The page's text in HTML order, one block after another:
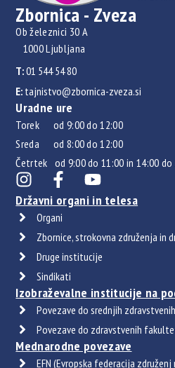
Zbornica - Zveza
Ob železnici 30 A
1000 Ljubljana
T:01 544 54 80
E: tajnistvo@zbornica-zveza.si
Uradne ure
Torek od 9:00 do 12:00
Sreda od 8:00 do 12:00
Četrtek od 9:00 do 11:00 in 14:00 do
Državni organi in telesa
Organi
Zbornice, strokovna združenja in
Druge institucije
Sindikati
Izobraževalne institucije na
Povezave do srednjih
Povezave do zdravstvenih
Mednarodne povezave
EFN (Evropska federacija